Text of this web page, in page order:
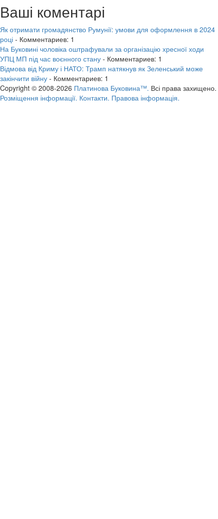
Ваші коментарі
Як отримати громадянство Румунії: умови для оформлення в 2024
році - Комментариев: 1
На Буковині чоловіка оштрафували за організацію хресної ходи
УПЦ МП під час воєнного стану - Комментариев: 1
Відмова від Криму і НАТО: Трамп натякнув як Зеленський може
закінчити війну - Комментариев: 1
Copyright © 2008-2026 Платинова Буковина™. Всі права захищено.
Розміщення інформації. Контакти. Правова інформація.